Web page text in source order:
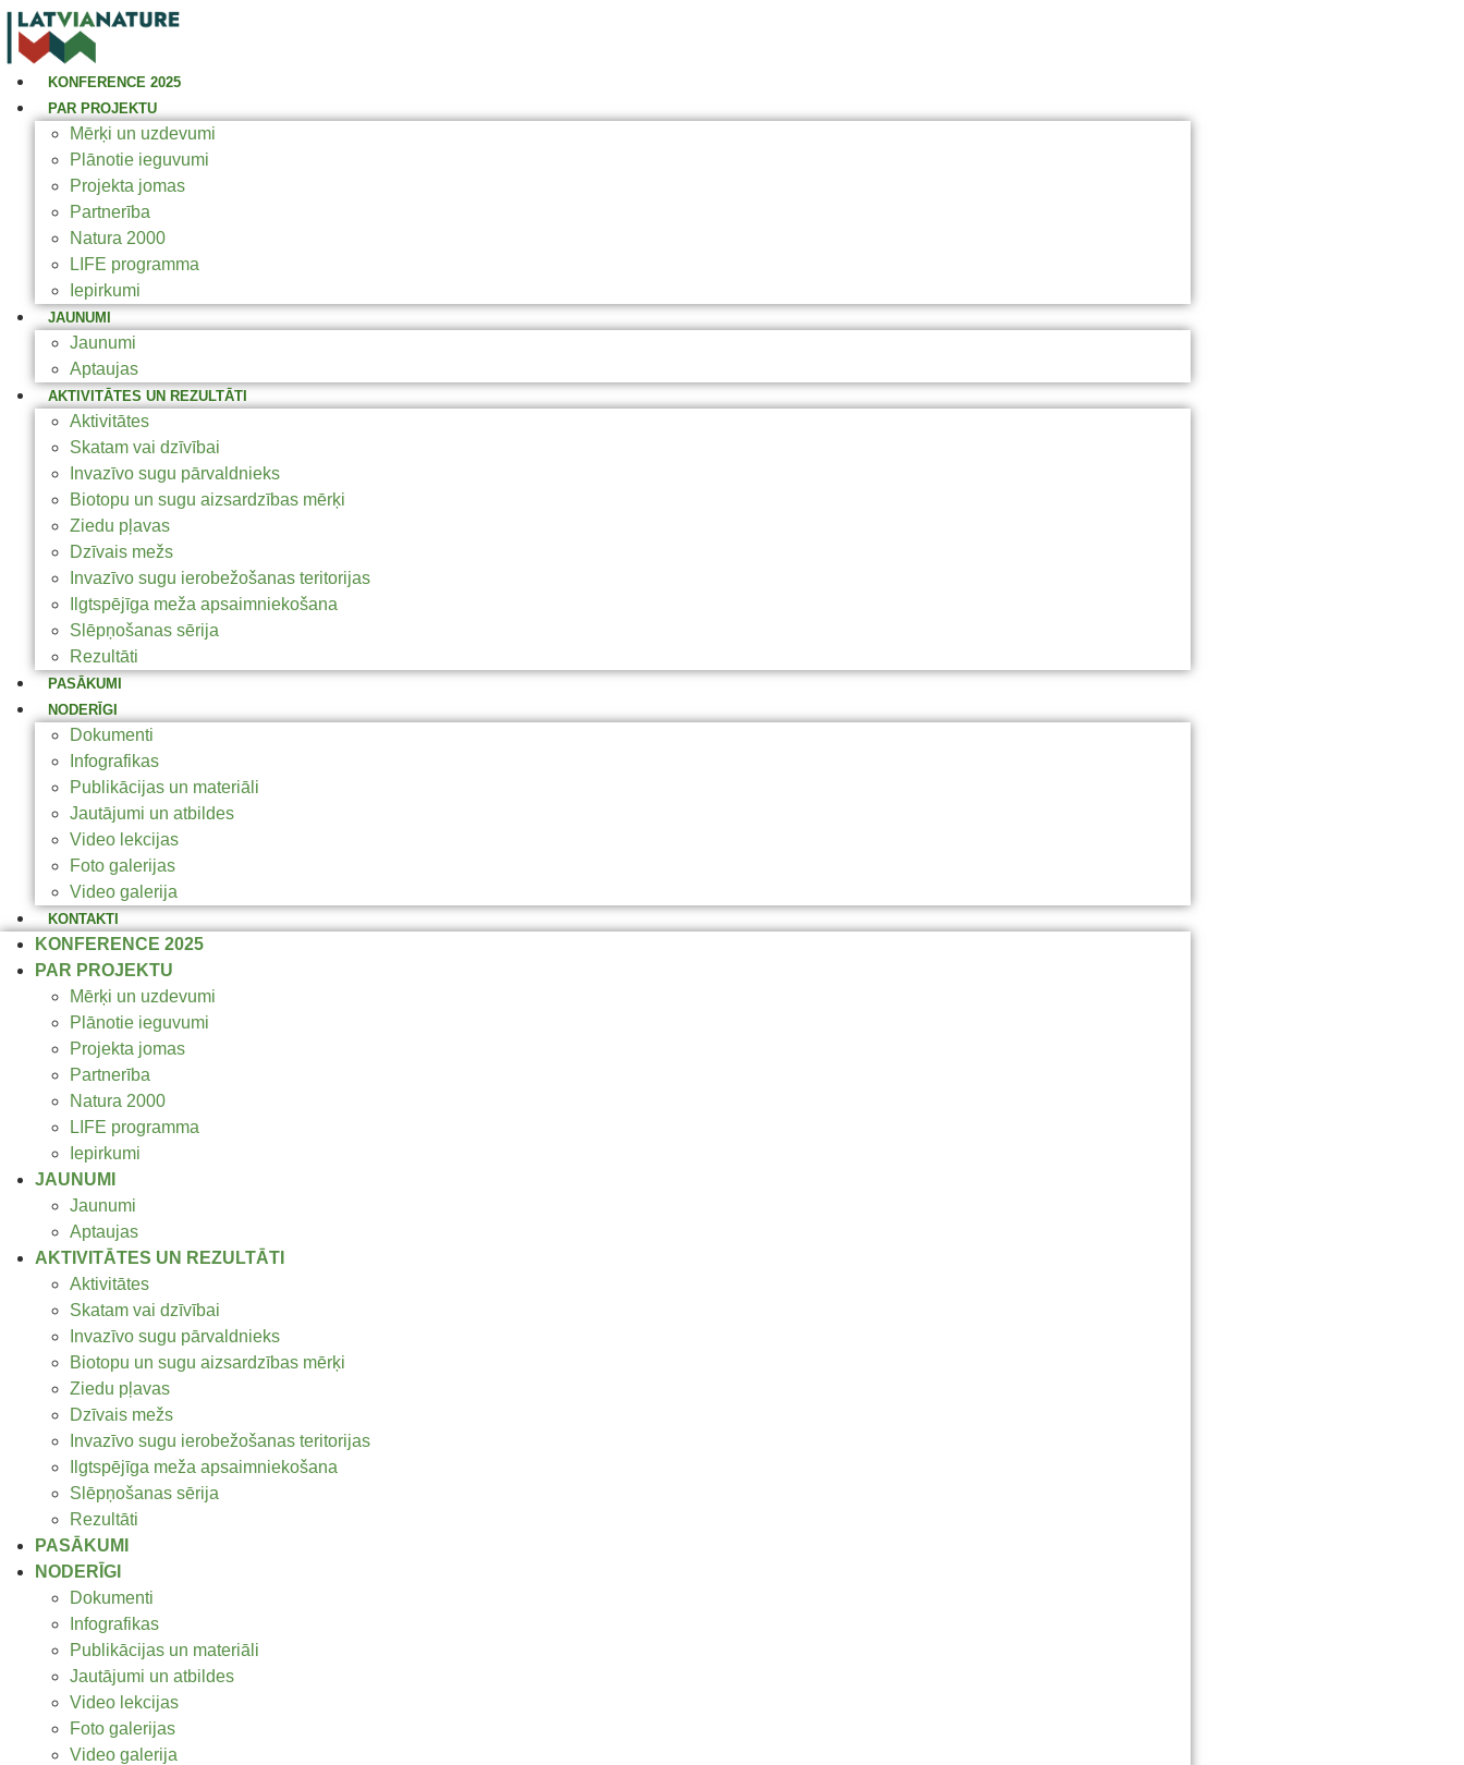
KONFERENCE 2025
PAR PROJEKTU
Mērķi un uzdevumi
Plānotie ieguvumi
Projekta jomas
Partnerība
Natura 2000
LIFE programma
Iepirkumi
JAUNUMI
Jaunumi
Aptaujas
AKTIVITĀTES UN REZULTĀTI
Aktivitātes
Skatam vai dzīvībai
Invazīvo sugu pārvaldnieks
Biotopu un sugu aizsardzības mērķi
Ziedu pļavas
Dzīvais mežs
Invazīvo sugu ierobežošanas teritorijas
Ilgtspējīga meža apsaimniekošana
Slēpņošanas sērija
Rezultāti
PASĀKUMI
NODERĪGI
Dokumenti
Infografikas
Publikācijas un materiāli
Jautājumi un atbildes
Video lekcijas
Foto galerijas
Video galerija
KONTAKTI
KONFERENCE 2025
PAR PROJEKTU
Mērķi un uzdevumi
Plānotie ieguvumi
Projekta jomas
Partnerība
Natura 2000
LIFE programma
Iepirkumi
JAUNUMI
Jaunumi
Aptaujas
AKTIVITĀTES UN REZULTĀTI
Aktivitātes
Skatam vai dzīvībai
Invazīvo sugu pārvaldnieks
Biotopu un sugu aizsardzības mērķi
Ziedu pļavas
Dzīvais mežs
Invazīvo sugu ierobežošanas teritorijas
Ilgtspējīga meža apsaimniekošana
Slēpņošanas sērija
Rezultāti
PASĀKUMI
NODERĪGI
Dokumenti
Infografikas
Publikācijas un materiāli
Jautājumi un atbildes
Video lekcijas
Foto galerijas
Video galerija